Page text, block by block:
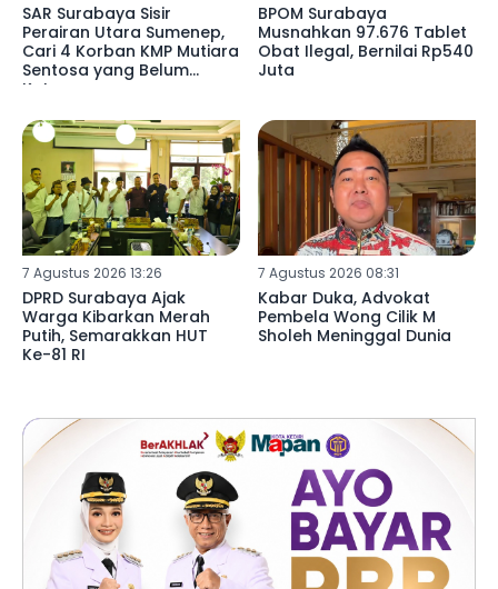
SAR Surabaya Sisir
Perairan Utara Sumenep,
Cari 4 Korban KMP Mutiara
Sentosa yang Belum
Ketemu
BPOM Surabaya
Musnahkan 97.676 Tablet
Obat Ilegal, Bernilai Rp540
Juta
7 Agustus 2026 13:26
DPRD Surabaya Ajak
Warga Kibarkan Merah
Putih, Semarakkan HUT
Ke-81 RI
7 Agustus 2026 08:31
Kabar Duka, Advokat
Pembela Wong Cilik M
Sholeh Meninggal Dunia